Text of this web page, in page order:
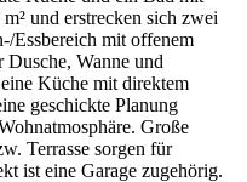
und erstrecken sich zwei
Essbereich mit offenem
Wanne und
Küche mit direktem
geschickte Planung
Große
Terrasse sorgen für
ist eine Garage zugehörig.